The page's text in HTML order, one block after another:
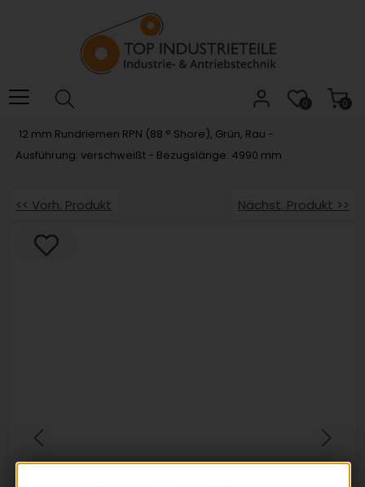
das
Barrierefreiheitsmenü
0
0
12 mm Rundriemen RPN (88 ° Shore), Grün, Rau -
Ausführung: verschweißt - Bezugslänge: 4990 mm
<< Vorh. Produkt Nächst. Produkt >>